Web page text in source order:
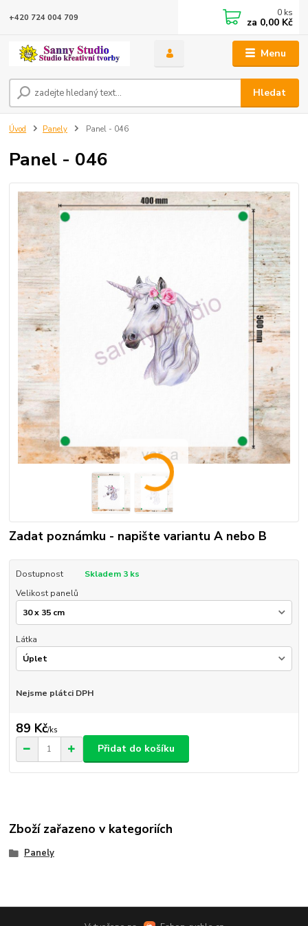
Menu
Hledat
+420 724 004 709 0 ks
za 0,00 Kč
Úvod Panely Panel - 046
Panel - 046
Zadat poznámku - napište variantu A nebo B
Dostupnost
Skladem 3 ks
Velikost panelů
Látka
Nejsme plátci DPH
89 Kč/ks
Přidat do košíku
Zboží zařazeno v kategoriích
Panely